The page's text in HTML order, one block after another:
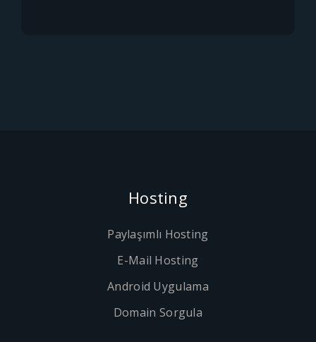
Hosting
Paylaşımlı Hosting
E-Mail Hosting
Android Uygulama
Domain Sorgula